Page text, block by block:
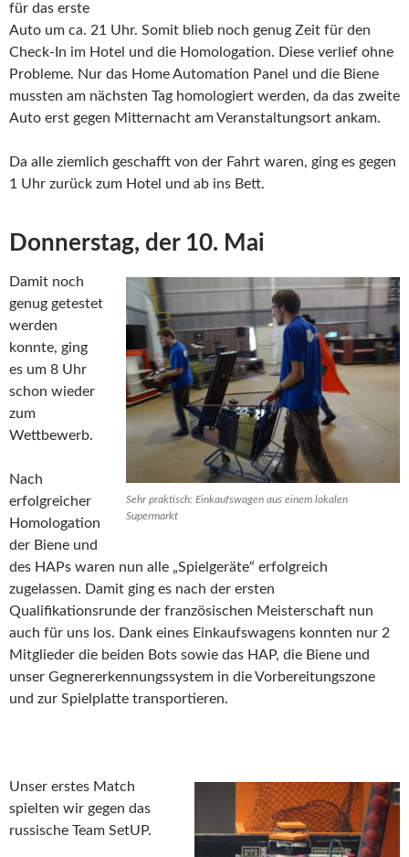
für das erste
Auto um ca. 21 Uhr. Somit blieb noch genug Zeit für den
Check-In im Hotel und die Homologation. Diese verlief ohne
Probleme. Nur das Home Automation Panel und die Biene
mussten am nächsten Tag homologiert werden, da das zweite
Auto erst gegen Mitternacht am Veranstaltungsort ankam.
Da alle ziemlich geschafft von der Fahrt waren, ging es gegen
1 Uhr zurück zum Hotel und ab ins Bett.
Donnerstag, der 10. Mai
Sehr praktisch: Einkaufswagen aus einem lokalen
Supermarkt
Damit noch
genug getestet
werden
konnte, ging
es um 8 Uhr
schon wieder
zum
Wettbewerb.
Nach
erfolgreicher
Homologation
der Biene und
des HAPs waren nun alle „Spielgeräte“ erfolgreich
zugelassen. Damit ging es nach der ersten
Qualifikationsrunde der französischen Meisterschaft nun
auch für uns los. Dank eines Einkaufswagens konnten nur 2
Mitglieder die beiden Bots sowie das HAP, die Biene und
unser Gegnererkennungssystem in die Vorbereitungszone
und zur Spielplatte transportieren.
Unser erstes Match
spielten wir gegen das
russische Team SetUP.